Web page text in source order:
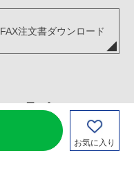
お気に入り
FAX注文書ダウンロード